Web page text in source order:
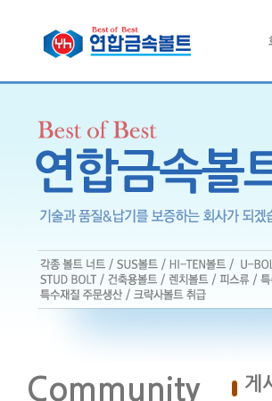
Community 게